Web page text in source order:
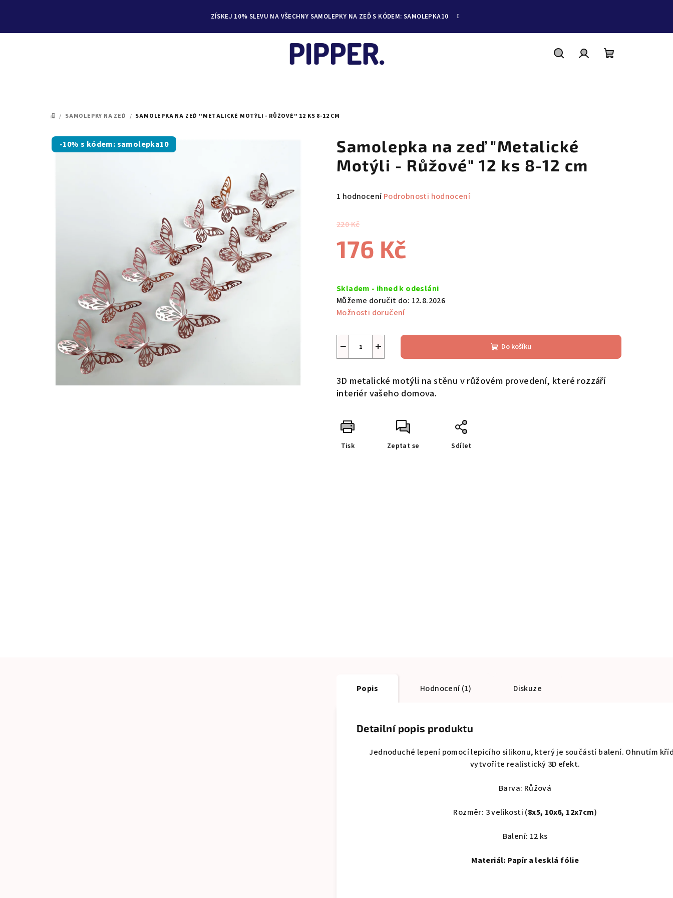
ZÍSKEJ 10% SLEVU NA VŠECHNY SAMOLEPKY NA ZEĎ S KÓDEM: SAMOLEPKA10
DOMŮ
/ SAMOLEPKY NA ZEĎ / SAMOLEPKA NA ZEĎ "METALICKÉ MOTÝLI - RŮŽOVÉ" 12 KS 8-12 CM
Samolepka na zeď "Metalické
Motýli - Růžové" 12 ks 8-12 cm
Průměrné
produktu
5,0
1 hodnocení Podrobnosti hodnocení
220 Kč
176 Kč
cena:
Skladem - ihned k odesláni
Můžeme doručit do: 12.8.2026
Možnosti doručení
+
− Do košíku
3D metalické motýli na stěnu v růžovém provedení, které rozzáří
interiér vašeho domova.
Tisk Zeptat se Sdílet
-10% s kódem: samolepka10
Popis Hodnocení (1) Diskuze
Detailní popis produktu
Jednoduché lepení pomocí lepicího silikonu, který je součástí balení. Ohnutím
vytvoříte realistický 3D efekt.
Barva: Růžová
Rozměr: 3 velikosti (8x5, 10x6, 12x7cm)
Balení: 12 ks
Materiál: Papír a lesklá fólie